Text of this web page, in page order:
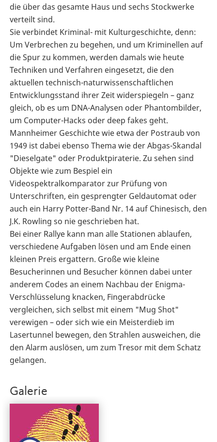
die über das gesamte Haus und sechs Stockwerke
verteilt sind.
Sie verbindet Kriminal- mit Kulturgeschichte, denn:
Um Verbrechen zu begehen, und um Kriminellen auf
die Spur zu kommen, werden damals wie heute
Techniken und Verfahren eingesetzt, die den
aktuellen technisch-naturwissenschaftlichen
Entwicklungsstand ihrer Zeit widerspiegeln – ganz
gleich, ob es um DNA-Analysen oder Phantombilder,
um Computer-Hacks oder deep fakes geht.
Mannheimer Geschichte wie etwa der Postraub von
1949 ist dabei ebenso Thema wie der Abgas-Skandal
"Dieselgate" oder Produktpiraterie. Zu sehen sind
Objekte wie zum Bespiel ein
Videospektralkomparator zur Prüfung von
Unterschriften, ein gesprengter Geldautomat oder
auch ein Harry Potter-Band Nr. 14 auf Chinesisch, den
J.K. Rowling so nie geschrieben hat.
Bei einer Rallye kann man alle Stationen ablaufen,
verschiedene Aufgaben lösen und am Ende einen
kleinen Preis ergattern. Große wie kleine
Besucherinnen und Besucher können dabei unter
anderem Codes an einem Nachbau der Enigma-
Verschlüsselung knacken, Fingerabdrücke
vergleichen, sich selbst mit einem "Mug Shot"
verewigen – oder sich wie ein Meisterdieb im
Lasertunnel bewegen, den Strahlen ausweichen, die
den Alarm auslösen, um zum Tresor mit dem Schatz
gelangen.
Galerie